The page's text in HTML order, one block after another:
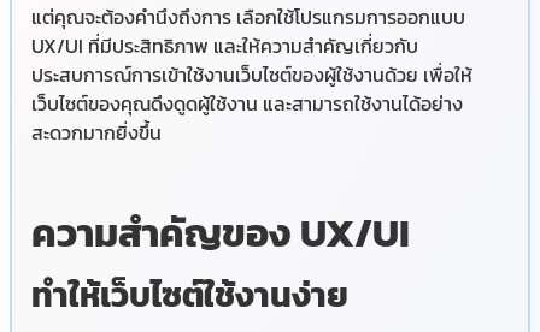
แต่คุณจะต้องคำนึงถึงการ เลือกใช้โปรแกรมการออกแบบ
UX/UI ที่มีประสิทธิภาพ และให้ความสำคัญเกี่ยวกับ
ประสบการณ์การเข้าใช้งานเว็บไซต์ของผู้ใช้งานด้วย เพื่อให้
เว็บไซต์ของคุณดึงดูดผู้ใช้งาน และสามารถใช้งานได้อย่าง
สะดวกมากยิ่งขึ้น
ความสำคัญของ UX/UI
ทำให้เว็บไซต์ใช้งานง่าย